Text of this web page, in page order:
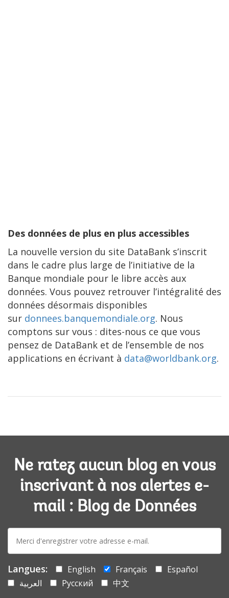
Des données de plus en plus accessibles
La nouvelle version du site DataBank s’inscrit
dans le cadre plus large de l’initiative de la
Banque mondiale pour le libre accès aux
données. Vous pouvez retrouver l’intégralité des
données désormais disponibles
sur donnees.banquemondiale.org. Nous
comptons sur vous : dites-nous ce que vous
pensez de DataBank et de l’ensemble de nos
applications en écrivant à data@worldbank.org.
Ne ratez aucun blog en vous
inscrivant à nos alertes e-
mail : Blog de Données
mail:
Langues: English Français
Español
العربية
Русский
中文